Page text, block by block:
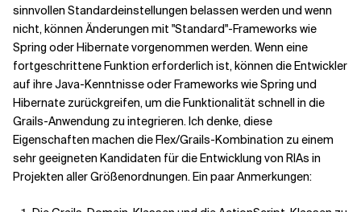
sinnvollen Standardeinstellungen belassen werden und wenn
nicht, können Änderungen mit "Standard"-Frameworks wie
Spring oder Hibernate vorgenommen werden. Wenn eine
fortgeschrittene Funktion erforderlich ist, können die Entwickler
auf ihre Java-Kenntnisse oder Frameworks wie Spring und
Hibernate zurückgreifen, um die Funktionalität schnell in die
Grails-Anwendung zu integrieren. Ich denke, diese
Eigenschaften machen die Flex/Grails-Kombination zu einem
sehr geeigneten Kandidaten für die Entwicklung von RIAs in
Projekten aller Größenordnungen. Ein paar Anmerkungen: